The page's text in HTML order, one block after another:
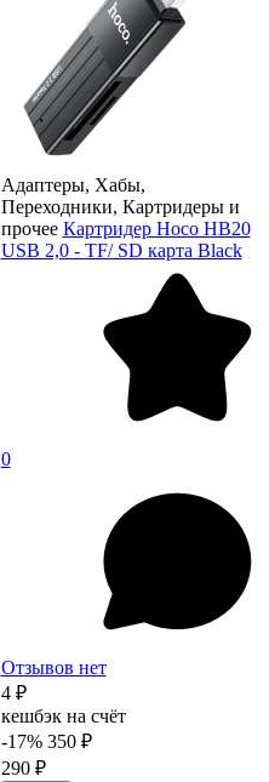
Адаптеры, Хабы,
Переходники, Картридеры и
прочее Картридер Hoco HB20
USB 2,0 - TF/ SD карта Black
0
Отзывов нет
4 ₽
кешбэк на счёт
-17% 350 ₽
290 ₽